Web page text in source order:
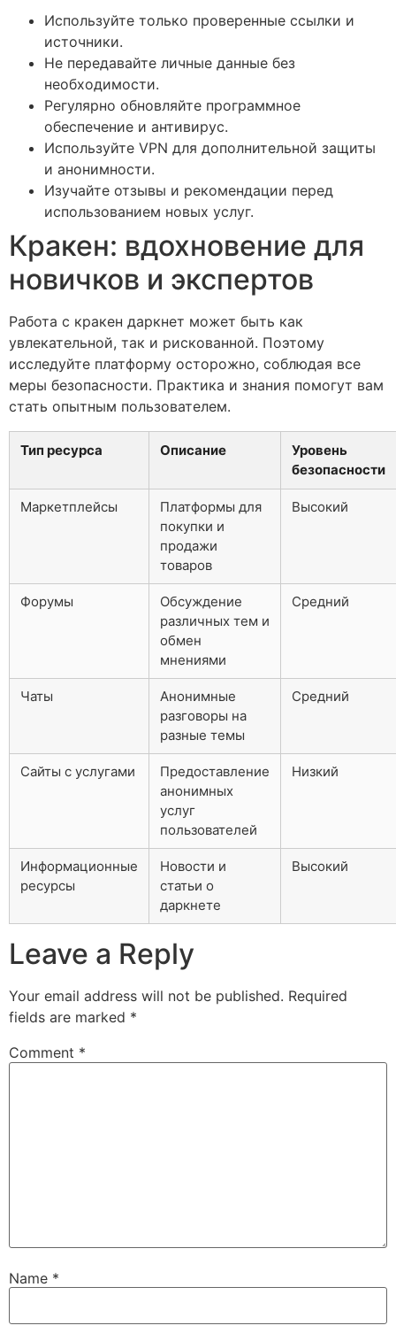
Используйте только проверенные ссылки и
источники.
Не передавайте личные данные без
необходимости.
Регулярно обновляйте программное
обеспечение и антивирус.
Используйте VPN для дополнительной защиты
и анонимности.
Изучайте отзывы и рекомендации перед
использованием новых услуг.
Кракен: вдохновение для
новичков и экспертов
Работа с кракен даркнет может быть как
увлекательной, так и рискованной. Поэтому
исследуйте платформу осторожно, соблюдая все
меры безопасности. Практика и знания помогут вам
стать опытным пользователем.
Тип ресурса Описание
Уровень
безопасности
Маркетплейсы
Платформы для
покупки и
продажи
товаров
Высокий
Форумы
Обсуждение
различных тем и
обмен
мнениями
Средний
Чаты
Анонимные
разговоры на
разные темы
Средний
Сайты с услугами
Предоставление
анонимных
услуг
пользователей
Низкий
Информационные
ресурсы
Новости и
статьи о
даркнете
Высокий
Leave a Reply
Your email address will not be published. Required
fields are marked *
Comment *
Name *